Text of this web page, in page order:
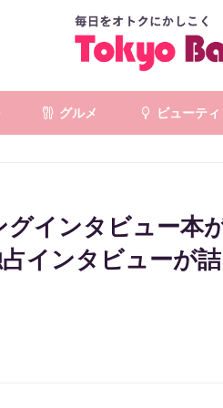
グルメ ビューティ
グインタビュー本
インタビューが詰